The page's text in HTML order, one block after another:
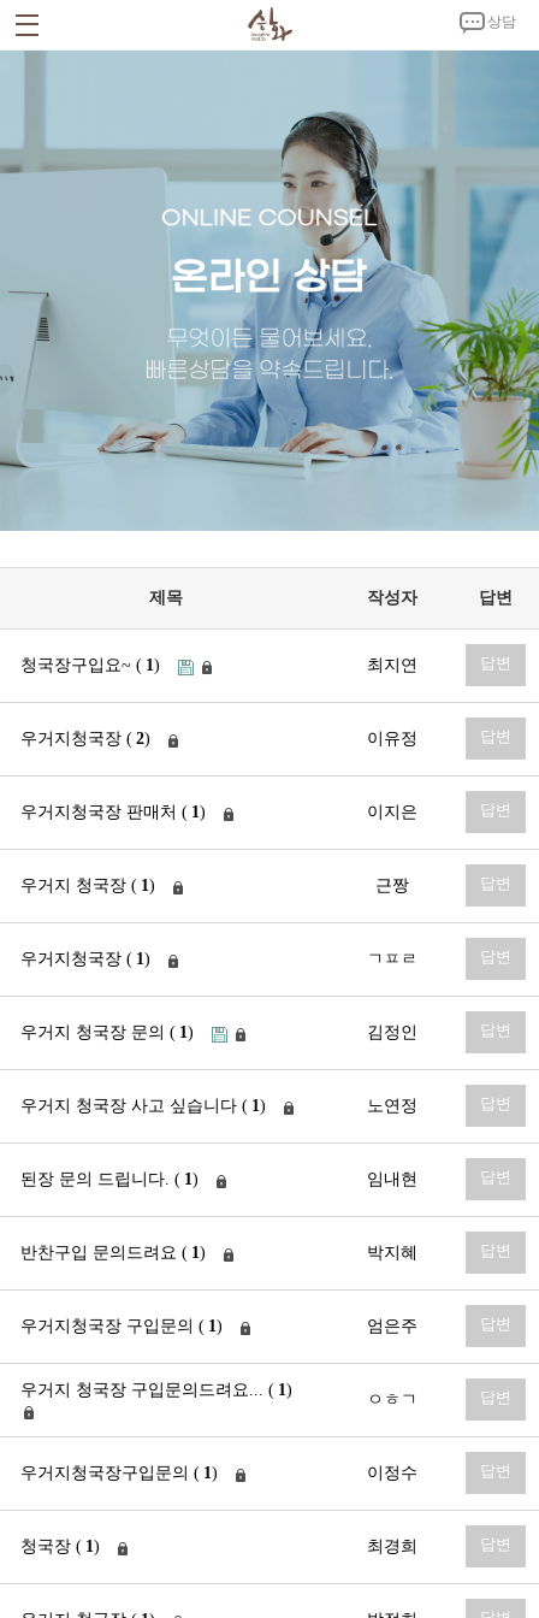
상담
승화푸드C.K
노키친
공지사항
뉴스
홍보영상
갤러리
고객센터
온라인 상담
제휴문의
오시는 길
회사소개서 다운로드
제목 작성자 답변
청국장구입요~ ( 1) 최지연 답변
우거지청국장 ( 2) 이유정 답변
우거지청국장 판매처 ( 1) 이지은 답변
우거지 청국장 ( 1) 근짱 답변
우거지청국장 ( 1) ㄱㅍㄹ 답변
우거지 청국장 문의 ( 1) 김정인 답변
우거지 청국장 사고 싶습니다 ( 1) 노연정 답변
된장 문의 드립니다. ( 1) 임내현 답변
반찬구입 문의드려요 ( 1) 박지혜 답변
우거지청국장 구입문의 ( 1) 엄은주 답변
우거지 청국장 구입문의드려요... ( 1)
ㅇㅎㄱ 답변
우거지청국장구입문의 ( 1) 이정수 답변
청국장 ( 1) 최경희 답변